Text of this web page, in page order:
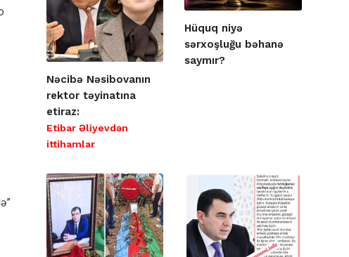
Nəcibə Nəsibovanın
rektor təyinatına
etiraz:
Etibar Əliyevdən
ittihamlar
Hüquq niyə
sərxoşluğu bəhanə
saymır?